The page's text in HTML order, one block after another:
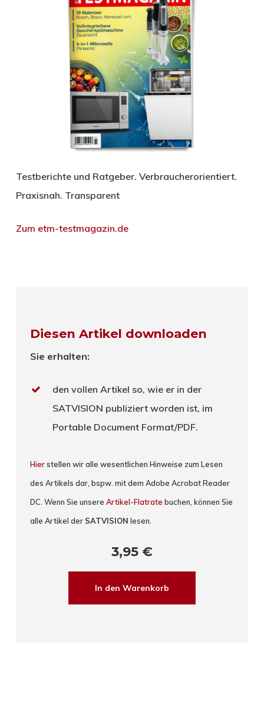
Testberichte und Ratgeber. Verbraucherorientiert.
Praxisnah. Transparent
Zum etm-testmagazin.de
Diesen Artikel downloaden
Sie erhalten:
den vollen Artikel so, wie er in der
SATVISION publiziert worden ist, im
Portable Document Format/PDF.
Hierstellen wir alle wesentlichen Hinweise zum Lesen
des Artikels dar, bspw. mit dem Adobe Acrobat Reader
DC. Wenn Sie unsereArtikel-Flatrate buchen, können Sie
alle Artikel der SATVISION lesen.
3,95 €
In den Warenkorb